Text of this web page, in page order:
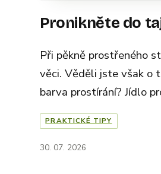
Pronikněte do
Při pěkně prostřeného
věci. Věděli jste však o
barva prostírání? Jídlo
PRAKTICKÉ TIPY
30. 07. 2026